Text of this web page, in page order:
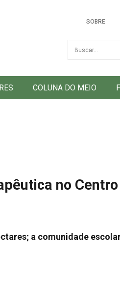
SOBRE
Busca
COLUNA DO MEIO
no Centro
a comunidade